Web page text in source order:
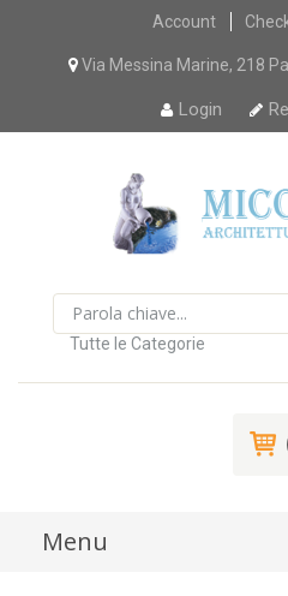
Account
Via Messina Marine, 218
Login
Tutte le Categorie
Menu